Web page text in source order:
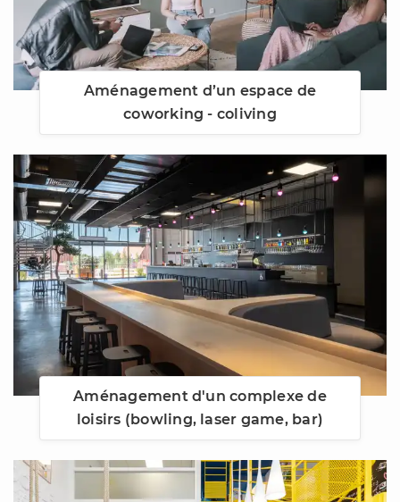
Aménagement d’un espace de
coworking - coliving
Aménagement d'un complexe de
loisirs (bowling, laser game, bar)